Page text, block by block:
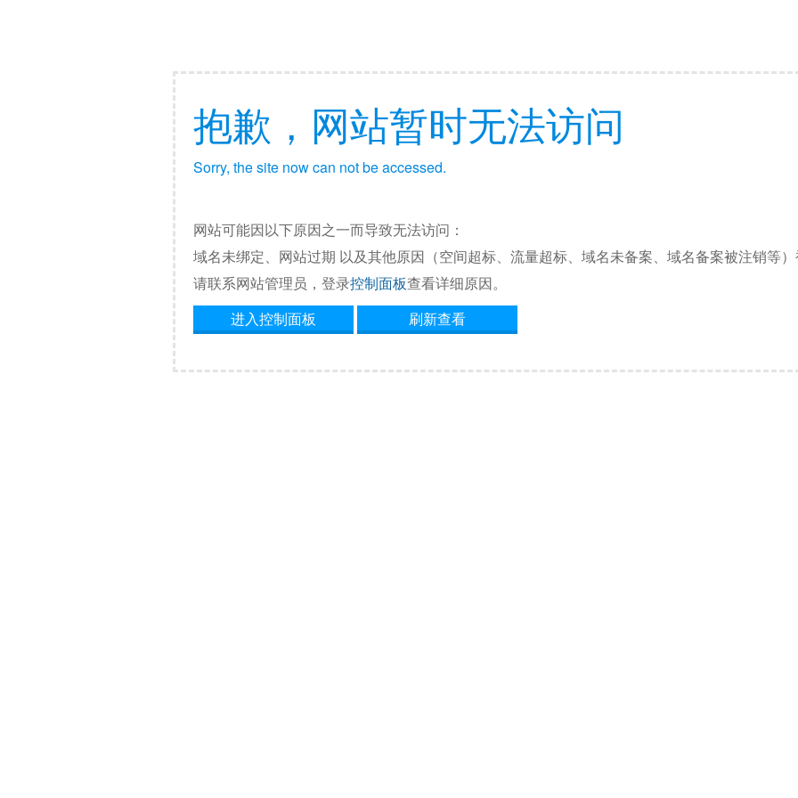
抱歉，网站暂时无法访问
Sorry, the site now can not be accessed.
网站可能因以下原因之一而导致无法访问：
域名未绑定、网站过期 以及其他原因（空间超标、流量超标、域名未备案、域名备案被注销等）
请联系网站管理员，登录控制面板查看详细原因。
进入控制面板
刷新查看